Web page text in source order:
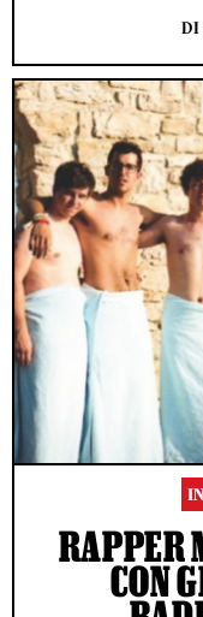
DI
RAPPER
CON